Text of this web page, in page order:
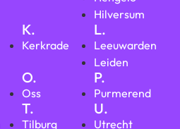
Hilversum
K.
Kerkrade
L.
Leeuwarden
Leiden
O.
Oss
P.
Purmerend
T.
Tilburg
U.
Utrecht